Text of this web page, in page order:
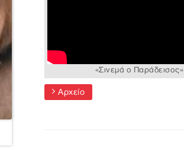
«Σινεμά ο Παράδεισος»
Αρχείο